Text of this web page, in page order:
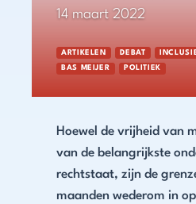
14 maart 2022
ARTIKELEN DEBAT
BAS MEIJER POLITIEK
Hoewel de vrijheid van
van de belangrijkste
rechtstaat, zijn de
maanden wederom in